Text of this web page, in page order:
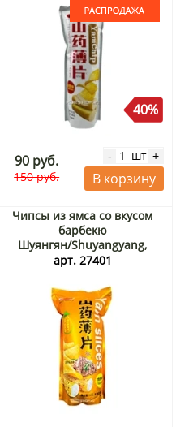
40%
90 руб.
150 руб.
- шт +
В корзину
Чипсы из ямса со вкусом
барбекю
Шуянгян/Shuyangyang,
Китай, 33 г
арт. 27401